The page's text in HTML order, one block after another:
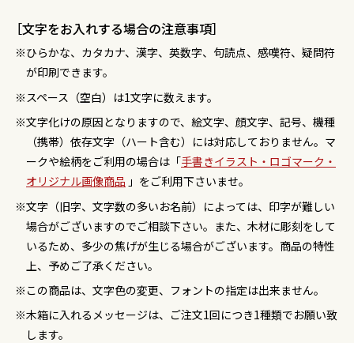
［文字をお入れする場合の注意事項］
ひらかな、カタカナ、漢字、英数字、句読点、感嘆符、疑問符
が印刷できます。
スペース（空白）は1文字に数えます。
文字化けの原因となりますので、絵文字、顔文字、記号、機種
（携帯）依存文字（ハート含む）には対応しておりません。マ
ークや絵柄をご利用の場合は「手書きイラスト・ロゴマーク・
オリジナル画像商品 」をご利用下さいませ。
文字（旧字、文字数の多いお名前）によっては、印字が難しい
場合がございますのでご相談下さい。また、木材に彫刻をして
いるため、多少の焦げが生じる場合がございます。商品の特性
上、予めご了承ください。
この商品は、文字色の変更、フォントの指定は出来ません。
木箱に入れるメッセージは、ご注文1回につき1種類でお願い致
します。